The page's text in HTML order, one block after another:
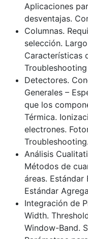
Aplicaciones
desventajas.
Columnas.
selección.
Características
Troubleshooting
Detectores.
Generales –
que los
Térmica.
electrones.
Troubleshooting.
Análisis
Métodos de
áreas. Estándar
Estándar
Integración de
Width.
Window-Band.